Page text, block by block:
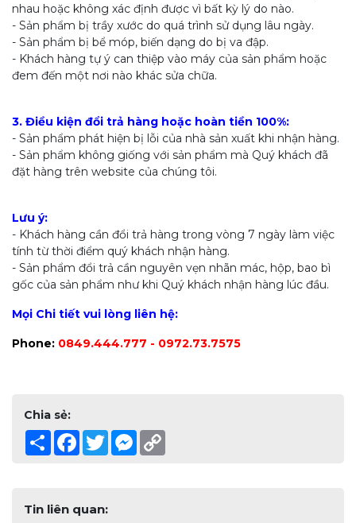
nhau hoặc không xác định được vì bất kỳ lý do nào.
- Sản phẩm bị trầy xước do quá trình sử dụng lâu ngày.
- Sản phẩm bị bể móp, biến dạng do bị va đập.
- Khách hàng tự ý can thiệp vào máy của sản phẩm hoặc
đem đến một nơi nào khác sửa chữa.
3. Điều kiện đổi trả hàng hoặc hoàn tiền 100%:
- Sản phẩm phát hiện bị lỗi của nhà sản xuất khi nhận hàng.
- Sản phẩm không giống với sản phẩm mà Quý khách đã
đặt hàng trên website của chúng tôi.
Lưu ý:
- Khách hàng cần đổi trả hàng trong vòng 7 ngày làm việc
tính từ thời điểm quý khách nhận hàng.
- Sản phẩm đổi trả cần nguyên vẹn nhãn mác, hộp, bao bì
gốc của sản phẩm như khi Quý khách nhận hàng lúc đầu.
Mọi Chi tiết vui lòng liên hệ:
Phone: 0849.444.777 - 0972.73.7575
Chia sẻ:
Share Facebook
TwitterMessenger
Tin liên quan: